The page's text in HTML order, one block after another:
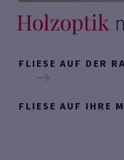
Holzoptik
FLIESE AUF DER
FLIESE AUF IHRE